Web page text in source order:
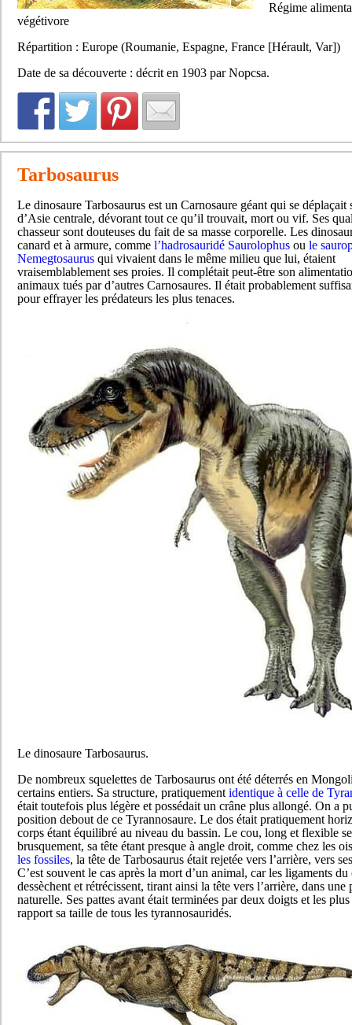
Régime
végétivore
Répartition : Europe (Roumanie, Espagne, France [Hérault, Var])
Date de sa découverte : décrit en 1903 par Nopcsa.
Tarbosaurus
Le dinosaure Tarbosaurus est un Carnosaure géant qui se déplaçait
d’Asie centrale, dévorant tout ce qu’il trouvait, mort ou vif. Ses
chasseur sont douteuses du fait de sa masse corporelle. Les
canard et à armure, comme l’hadrosauridé Saurolophus ou le
Nemegtosaurus qui vivaient dans le même milieu que lui, étaient
vraisemblablement ses proies. Il complétait peut-être son
animaux tués par d’autres Carnosaures. Il était probablement
pour effrayer les prédateurs les plus tenaces.
Le dinosaure Tarbosaurus.
De nombreux squelettes de Tarbosaurus ont été déterrés en
certains entiers. Sa structure, pratiquement identique à celle de
était toutefois plus légère et possédait un crâne plus allongé. On a
position debout de ce Tyrannosaure. Le dos était pratiquement
corps étant équilibré au niveau du bassin. Le cou, long et flexible
brusquement, sa tête étant presque à angle droit, comme chez les
les fossiles, la tête de Tarbosaurus était rejetée vers l’arrière, vers
C’est souvent le cas après la mort d’un animal, car les ligaments du
dessèchent et rétrécissent, tirant ainsi la tête vers l’arrière, dans une
naturelle. Ses pattes avant était terminées par deux doigts et les
rapport sa taille de tous les tyrannosauridés.